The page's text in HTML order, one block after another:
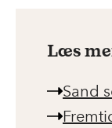
Læs
Sand